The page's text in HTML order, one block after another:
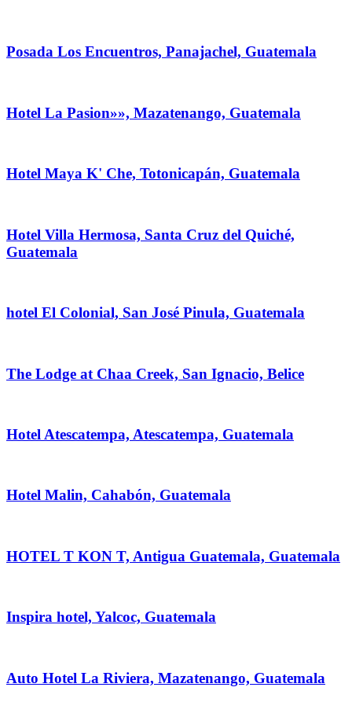
Posada Los Encuentros, Panajachel, Guatemala
Hotel La Pasion»», Mazatenango, Guatemala
Hotel Maya K' Che, Totonicapán, Guatemala
Hotel Villa Hermosa, Santa Cruz del Quiché,
Guatemala
hotel El Colonial, San José Pinula, Guatemala
The Lodge at Chaa Creek, San Ignacio, Belice
Hotel Atescatempa, Atescatempa, Guatemala
Hotel Malin, Cahabón, Guatemala
HOTEL T KON T, Antigua Guatemala, Guatemala
Inspira hotel, Yalcoc, Guatemala
Auto Hotel La Riviera, Mazatenango, Guatemala